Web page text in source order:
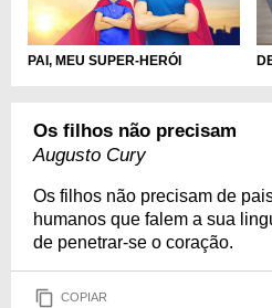
PAI, MEU SUPER-HERÓI
Os filhos não precisam
Augusto Cury
Os filhos não precisam de
humanos que falem a sua
de penetrar-se o coração.
COPIAR